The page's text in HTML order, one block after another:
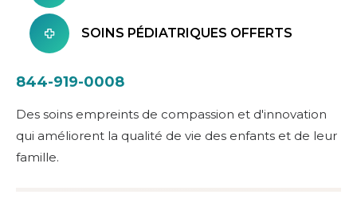
SOINS PÉDIATRIQUES OFFERTS
844-919-0008
Des soins empreints de compassion et d'innovation
qui améliorent la qualité de vie des enfants et de leur
famille.